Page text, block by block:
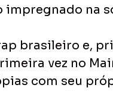
impregnado na
brasileiro e,
vez no
com seu